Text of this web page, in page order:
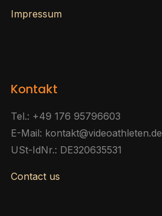
Impressum
Kontakt
Tel.: +49 176 95796603
E-Mail: kontakt@videoathleten.de
USt-IdNr.: DE320635531
Contact us